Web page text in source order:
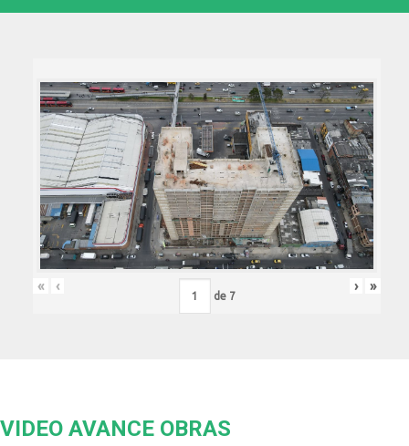
« ‹
de 7
› »
VIDEO AVANCE OBRAS